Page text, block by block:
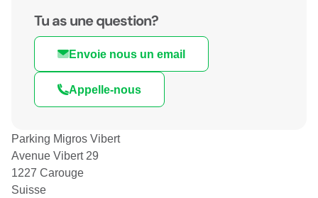
Tu as une question?
Envoie nous un email
Appelle-nous
Parking Migros Vibert
Avenue Vibert 29
1227 Carouge
Suisse